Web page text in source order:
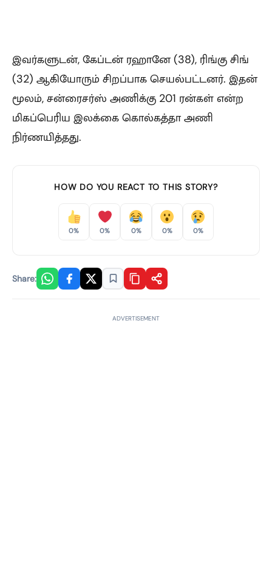
இவர்களுடன், கேப்டன் ரஹானே (38), ரிங்கு சிங்
(32) ஆகியோரும் சிறப்பாக செயல்பட்டனர். இதன்
மூலம், சன்ரைசர்ஸ் அணிக்கு 201 ரன்கள் என்ற
மிகப்பெரிய இலக்கை கொல்கத்தா அணி
நிர்ணயித்தது.
HOW DO YOU REACT TO THIS STORY?
0% 0% 0% 0% 0%
Share:
ADVERTISEMENT